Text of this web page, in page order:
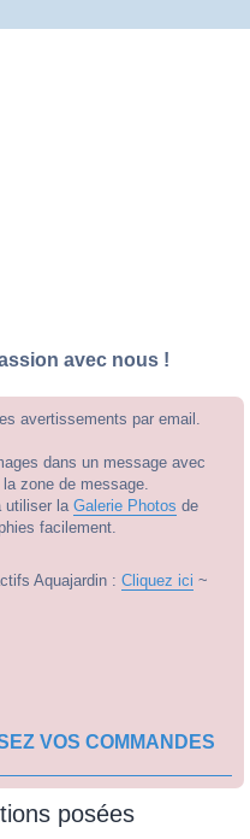
avec nous !
avertissements par email.
dans un message avec
zone de message.
utiliser la Galerie Photos de
facilement.
Aquajardin : Cliquez ici ~
VOS COMMANDES
posées